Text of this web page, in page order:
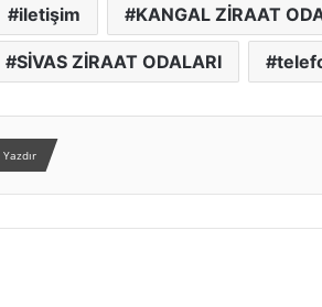
iletişim KANGAL ZİRAAT
SİVAS ZİRAAT ODALARI
Yazdır